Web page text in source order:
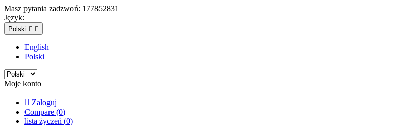
Masz pytania zadzwoń: 177852831
Język:
Polski  
English
Polski
Moje konto
 Zaloguj
Compare (0)
lista życzeń (0)